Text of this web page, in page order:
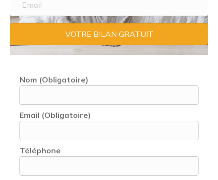
VOTRE BILAN GRATUIT
Nom (Obligatoire)
Email (Obligatoire)
Téléphone